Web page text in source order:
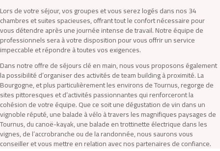
Lors de votre séjour, vos groupes et vous serez logés dans nos 34
chambres et suites spacieuses, offrant tout le confort nécessaire pour
vous détendre après une journée intense de travail. Notre équipe de
professionnels sera à votre disposition pour vous offrir un service
impeccable et répondre à toutes vos exigences.
Dans notre offre de séjours clé en main, nous vous proposons également
la possibilité d’organiser des activités de team building à proximité. La
Bourgogne, et plus particulièrement les environs de Tournus, regorge de
sites pittoresques et d’activités passionnantes qui renforceront la
cohésion de votre équipe. Que ce soit une dégustation de vin dans un
vignoble réputé, une balade à vélo à travers les magnifiques paysages de
Tournus, du canoë-kayak, une balade en trottinette électrique dans les
vignes, de l’accrobranche ou de la randonnée, nous saurons vous
conseiller et vous mettre en relation avec nos partenaires de confiance.